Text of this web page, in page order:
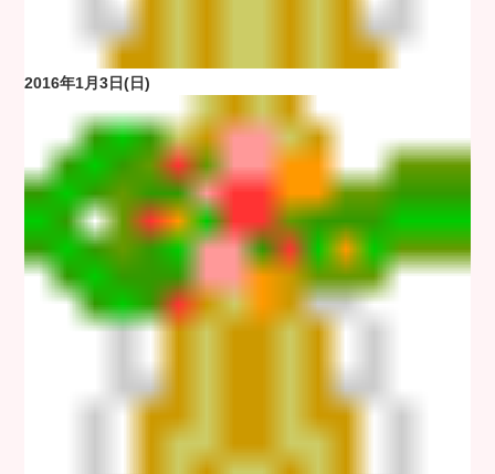
2016年1月3日(日)